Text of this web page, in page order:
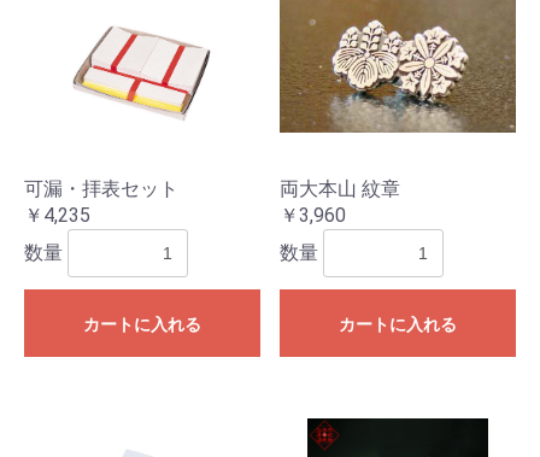
可漏・拝表セット
￥4,235
数量
カートに入れる
両大本山 紋章
￥3,960
数量
カートに入れる